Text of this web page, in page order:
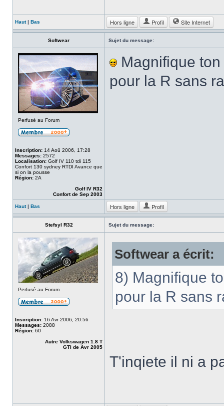
Haut| Bas Hors ligne Profil Site Internet
Softwear Sujet du message:
Perfusé au Forum
Inscription: 14 Aoû 2006, 17:28
Messages: 2572
Localisation: Golf IV 110 tdi 115
Confort 130 sydney RTDI Avance que
si on la pousse
Région: 2A
Golf IV R32
Confort de Sep 2003
Magnifique
pour la R sans
Haut| Bas Hors ligne Profil
Stefsyl R32 Sujet du message:
Perfusé au Forum
Inscription: 16 Avr 2006, 20:56
Messages: 2088
Région: 60
Autre Volkswagen 1.8 T
GTI de Avr 2005
Softwear a écrit:
8) Magnifique
pour la R sans
T'inqiete il ni a